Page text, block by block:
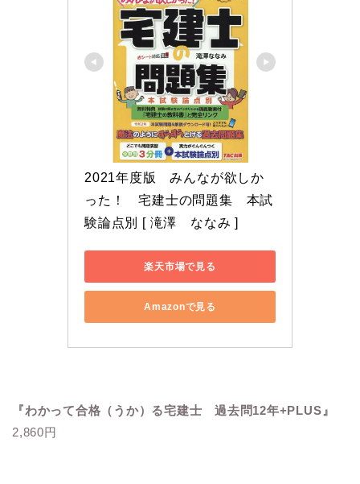
2021年度版　みんなが欲しか
った！　宅建士の問題集　本試
験論点別 [ 滝澤　ななみ ]
楽天市場で見る
Amazonで見る
『わかって合格（うか）る宅建士 過去問12年+PLUS』
2,860円